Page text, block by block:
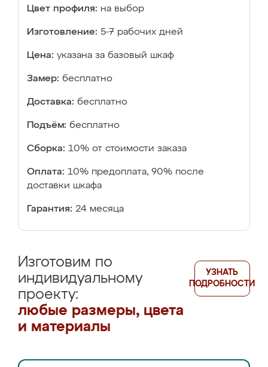
Цвет профиля: на выбор
Изготовление: 5-7 рабочих дней
Цена: указана за базовый шкаф
Замер: бесплатно
Доставка: бесплатно
Подъём: бесплатно
Сборка: 10% от стоимости заказа
Оплата: 10% предоплата, 90% после
доставки шкафа
Гарантия: 24 месяца
Изготовим по
индивидуальному
проекту:
любые размеры, цвета
и материалы
УЗНАТЬ
ПОДРОБНОСТИ